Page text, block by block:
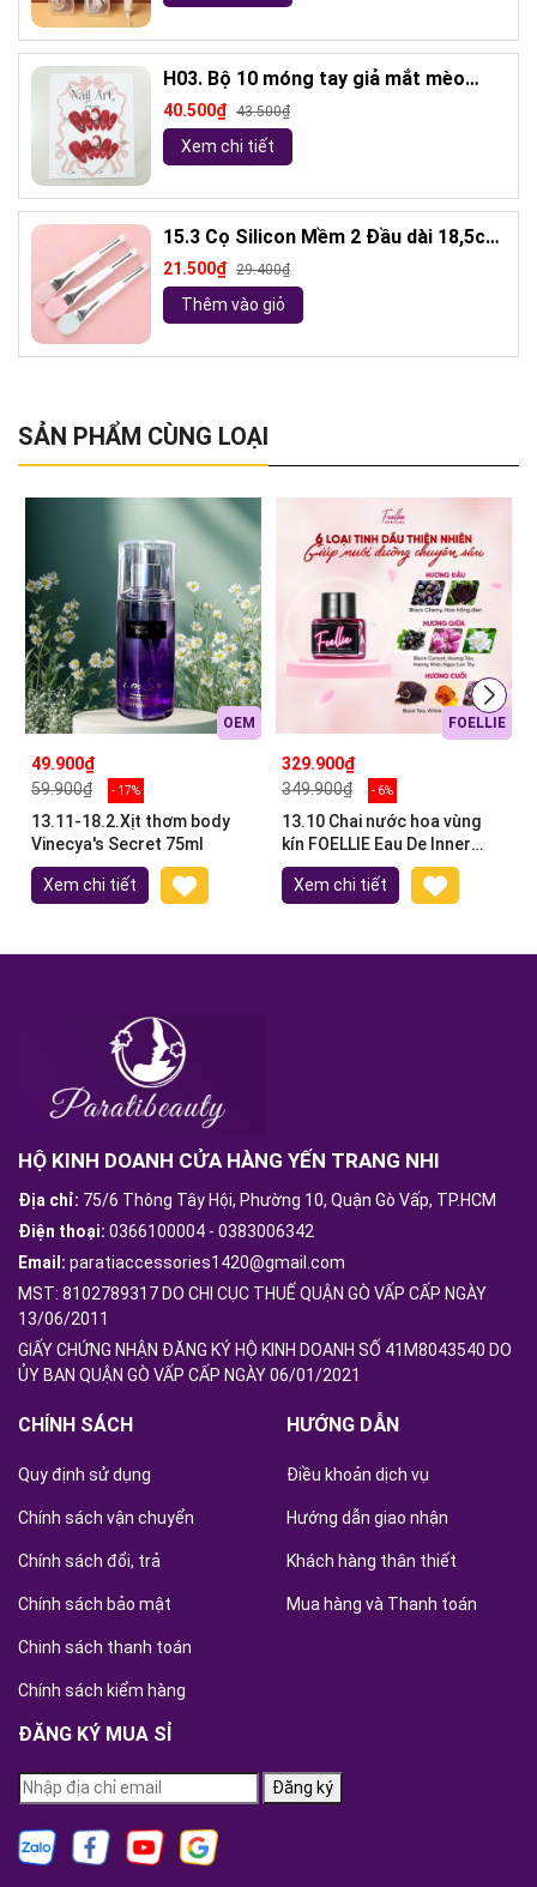
H03. Bộ 10 móng tay giả mắt mèo
kèm keo và giũa móng (ngẫu nhiên)
40.500₫ 43.500₫
Xem chi tiết
15.3 Cọ Silicon Mềm 2 Đầu dài 18,5cm
( ngẫu nhiên)
21.500₫ 29.400₫
Thêm vào giỏ
SẢN PHẨM CÙNG LOẠI
OEM
49.900₫
59.900₫
- 17%
13.11-18.2.Xịt thơm body
Vinecya's Secret 75ml
Xem chi tiết
FOELLIE
329.900₫
349.900₫
- 6%
13.10 Chai nước hoa vùng
kín FOELLIE Eau De Inner
Perfume 5ml
Xem chi tiết
HỘ KINH DOANH CỬA HÀNG YẾN TRANG NHI
Địa chỉ: 75/6 Thông Tây Hội, Phường 10, Quận Gò Vấp, TP.HCM
Điện thoại: 0366100004 - 0383006342
Email: paratiaccessories1420@gmail.com
MST: 8102789317 DO CHI CỤC THUẾ QUẬN GÒ VẤP CẤP NGÀY
13/06/2011
GIẤY CHỨNG NHẬN ĐĂNG KÝ HỘ KINH DOANH SỐ 41M8043540 DO
ỦY BAN QUẬN GÒ VẤP CẤP NGÀY 06/01/2021
CHÍNH SÁCH
Quy định sử dụng
Chính sách vận chuyển
Chính sách đổi, trả
Chính sách bảo mật
Chinh sách thanh toán
Chính sách kiểm hàng
HƯỚNG DẪN
Điều khoản dịch vụ
Hướng dẫn giao nhận
Khách hàng thân thiết
Mua hàng và Thanh toán
ĐĂNG KÝ MUA SỈ
Đăng ký